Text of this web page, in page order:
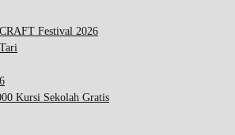
Festival 2026
Kursi Sekolah Gratis